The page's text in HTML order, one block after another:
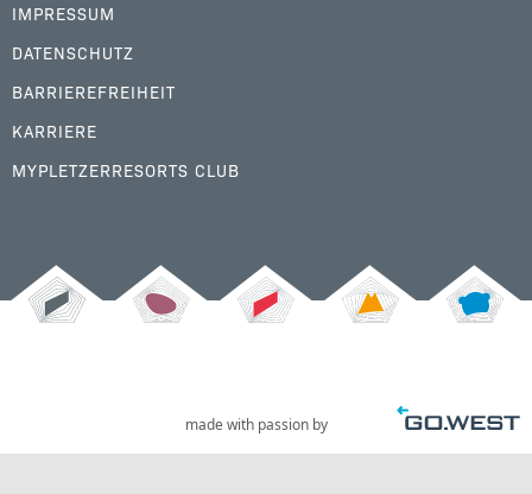
IMPRESSUM
DATENSCHUTZ
BARRIEREFREIHEIT
KARRIERE
MYPLETZERRESORTS CLUB
made with passion by